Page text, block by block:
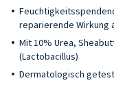
reparierende Wirkung
Mit 10% Urea,
(Lactobacillus)
Dermatologisch